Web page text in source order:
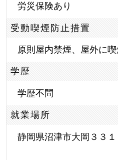
労災保険あり
受動喫煙防止措置
原則屋内禁煙、屋外に
学歴
学歴不問
就業場所
静岡県沼津市大岡３３１